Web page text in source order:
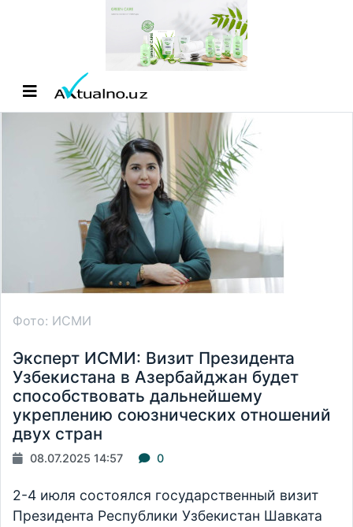
Фото: ИСМИ
Эксперт ИСМИ: Визит Президента
Узбекистана в Азербайджан будет
способствовать дальнейшему
укреплению союзнических отношений
двух стран
08.07.2025 14:57 0
2-4 июля состоялся государственный визит
Президента Республики Узбекистан Шавката